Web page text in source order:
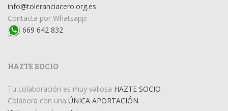
info@toleranciacero.org.es
Contacta por Whatsapp:
669 642 832
HAZTE SOCIO
Tu colaboración es muy valiosa HAZTE SOCIO
Colabora con una ÚNICA APORTACIÓN.